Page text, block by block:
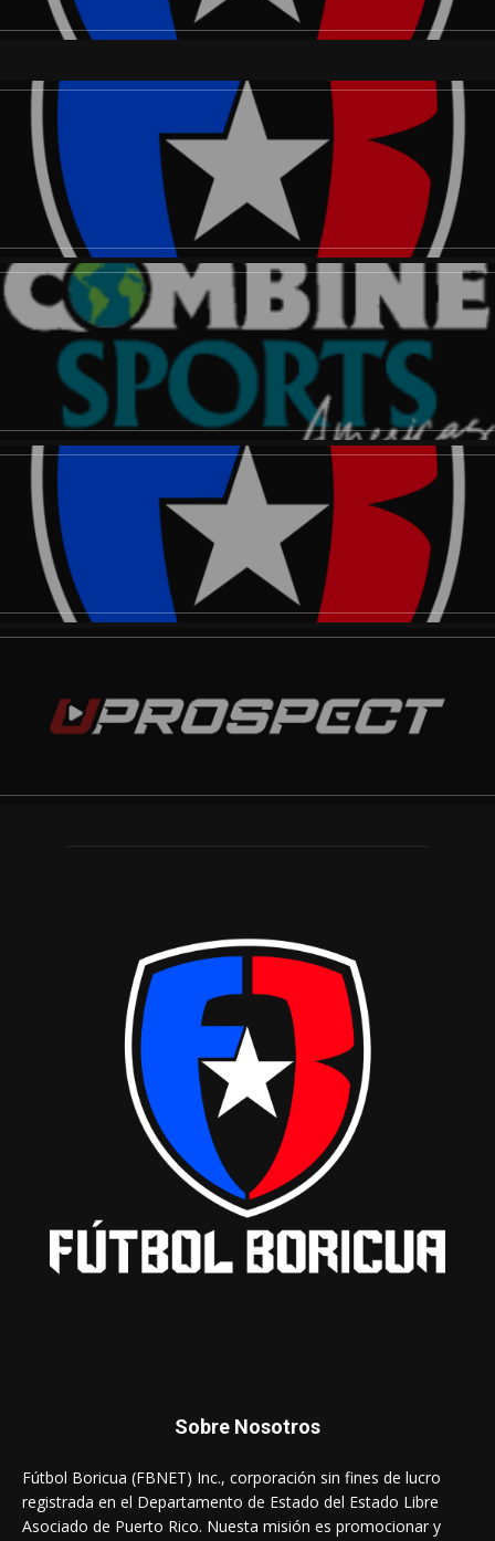
Sobre Nosotros
Fútbol Boricua (FBNET) Inc., corporación sin fines de lucro
registrada en el Departamento de Estado del Estado Libre
Asociado de Puerto Rico. Nuesta misión es promocionar y